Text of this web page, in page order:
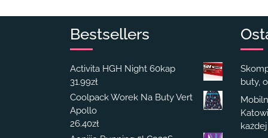
Bestsellers
Activita HGH Night 60kap
31.99zł
Coolpack Worek Na Buty Vert
Apollo
26.40zł
buty,